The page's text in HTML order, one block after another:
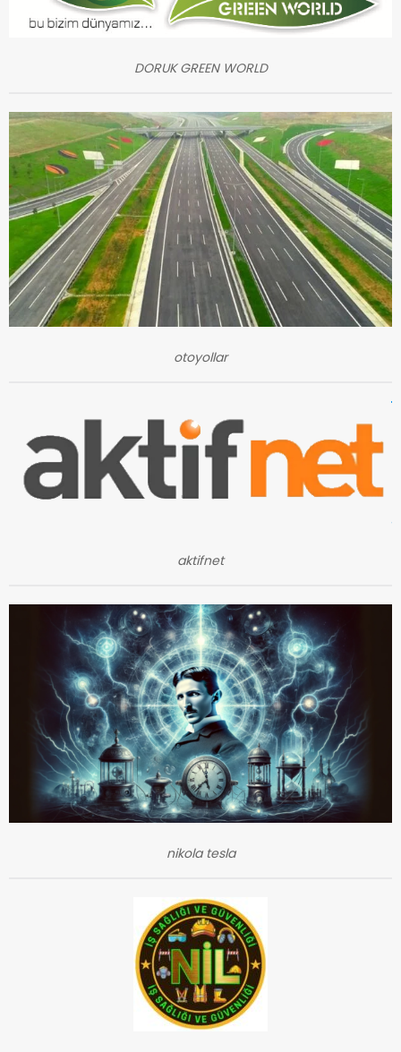
DORUK GREEN WORLD
otoyollar
aktifnet
nikola tesla